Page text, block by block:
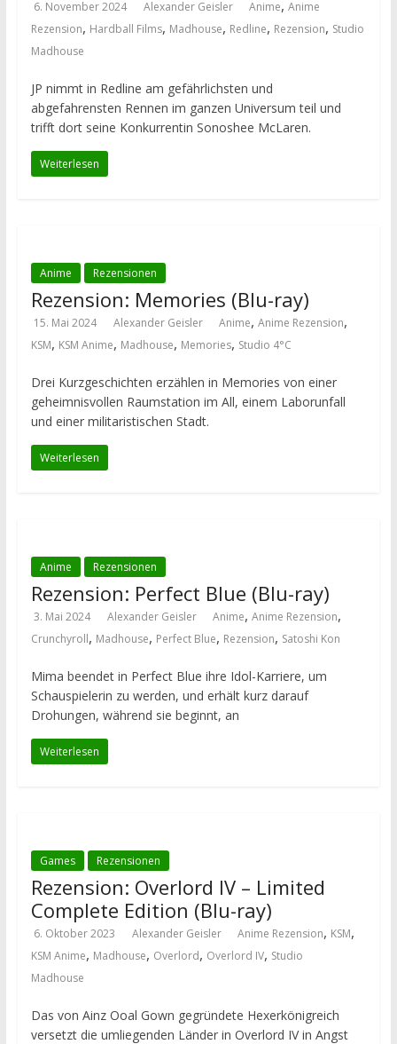
6. November 2024 Alexander Geisler Anime, Anime
Rezension, Hardball Films, Madhouse, Redline, Rezension, Studio
Madhouse
JP nimmt in Redline am gefährlichsten und
abgefahrensten Rennen im ganzen Universum teil und
trifft dort seine Konkurrentin Sonoshee McLaren.
Weiterlesen
Anime Rezensionen
Rezension: Memories (Blu-ray)
15. Mai 2024 Alexander Geisler Anime, Anime Rezension,
KSM, KSM Anime, Madhouse, Memories, Studio 4°C
Drei Kurzgeschichten erzählen in Memories von einer
geheimnisvollen Raumstation im All, einem Laborunfall
und einer militaristischen Stadt.
Weiterlesen
Anime Rezensionen
Rezension: Perfect Blue (Blu-ray)
3. Mai 2024 Alexander Geisler Anime, Anime Rezension,
Crunchyroll, Madhouse, Perfect Blue, Rezension, Satoshi Kon
Mima beendet in Perfect Blue ihre Idol-Karriere, um
Schauspielerin zu werden, und erhält kurz darauf
Drohungen, während sie beginnt, an
Weiterlesen
Games Rezensionen
Rezension: Overlord IV – Limited
Complete Edition (Blu-ray)
6. Oktober 2023 Alexander Geisler Anime Rezension, KSM,
KSM Anime, Madhouse, Overlord, Overlord IV, Studio
Madhouse
Das von Ainz Ooal Gown gegründete Hexerkönigreich
versetzt die umliegenden Länder in Overlord IV in Angst